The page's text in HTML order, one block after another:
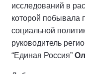
исследований в
которой побывала
социальной
руководитель
“Единая Россия”